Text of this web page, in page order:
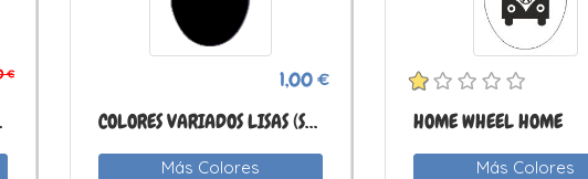
€
1,00 €
COLORES VARIADOS LISAS (SIN IMPRESIÓN)
Más Colores
HOME WHEEL HOME
Más Colores